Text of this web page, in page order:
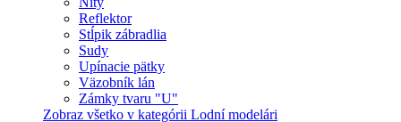
Reflektor
Stĺpik zábradlia
Sudy
Upínacie pätky
Väzobník lán
Zámky tvaru "U"
Zobraz všetko v kategórii Lodní modelári